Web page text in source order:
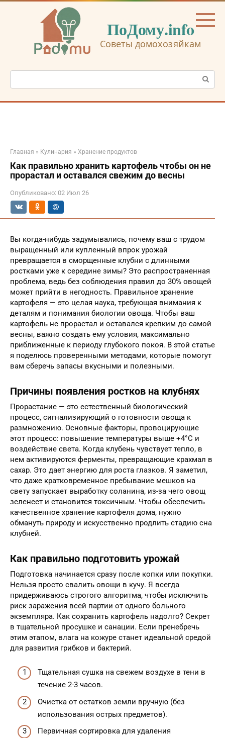
Перейти
ПоДому.info
Советы домохозяйкам
Поиск:
Главная » Кулинария » Хранение продуктов
Как правильно хранить картофель чтобы он не
прорастал и оставался свежим до весны
Опубликовано: 02 Июл 26
Вы когда-нибудь задумывались, почему ваш с трудом
выращенный или купленный впрок урожай
превращается в сморщенные клубни с длинными
ростками уже к середине зимы? Это распространенная
проблема, ведь без соблюдения правил до 30% овощей
может прийти в негодность. Правильное хранение
картофеля — это целая наука, требующая внимания к
деталям и понимания биологии овоща. Чтобы ваш
картофель не прорастал и оставался крепким до самой
весны, важно создать ему условия, максимально
приближенные к периоду глубокого покоя. В этой статье
я поделюсь проверенными методами, которые помогут
вам сберечь запасы вкусными и полезными.
Причины появления ростков на клубнях
Прорастание — это естественный биологический
процесс, сигнализирующий о готовности овоща к
размножению. Основные факторы, провоцирующие
этот процесс: повышение температуры выше +4°C и
воздействие света. Когда клубень чувствует тепло, в
нем активируются ферменты, превращающие крахмал в
сахар. Это дает энергию для роста глазков. Я заметил,
что даже кратковременное пребывание мешков на
свету запускает выработку соланина, из-за чего овощ
зеленеет и становится токсичным. Чтобы обеспечить
качественное хранение картофеля дома, нужно
обмануть природу и искусственно продлить стадию сна
клубней.
Как правильно подготовить урожай
Подготовка начинается сразу после копки или покупки.
Нельзя просто свалить овощи в кучу. Я всегда
придерживаюсь строгого алгоритма, чтобы исключить
риск заражения всей партии от одного больного
экземпляра. Как сохранить картофель надолго? Секрет
в тщательной просушке и санации. Если пренебречь
этим этапом, влага на кожуре станет идеальной средой
для развития грибков и бактерий.
Тщательная сушка на свежем воздухе в тени в
течение 2-3 часов.
Очистка от остатков земли вручную (без
использования острых предметов).
Первичная сортировка для удаления